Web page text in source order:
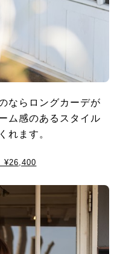
ならロングカーデが
ム感のあるスタイル
れます。
¥26,400